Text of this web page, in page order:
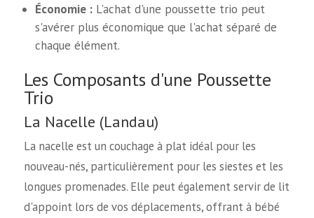
Économie : L'achat d'une poussette trio peut
s'avérer plus économique que l'achat séparé de
chaque élément.
Les Composants d'une Poussette
Trio
La Nacelle (Landau)
La nacelle est un couchage à plat idéal pour les
nouveau-nés, particulièrement pour les siestes et les
longues promenades. Elle peut également servir de lit
d'appoint lors de vos déplacements, offrant à bébé